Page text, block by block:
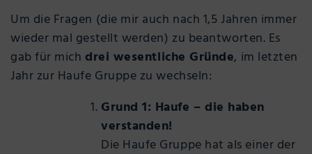
Um die Fragen (die mir auch nach 1,5 Jahren immer
wieder mal gestellt werden) zu beantworten. Es
gab für michdrei wesentliche Gründe, im letzten
Jahr zur Haufe Gruppe zu wechseln:
Grund 1: Haufe – die haben
verstanden!
Die Haufe Gruppe hat als einer der